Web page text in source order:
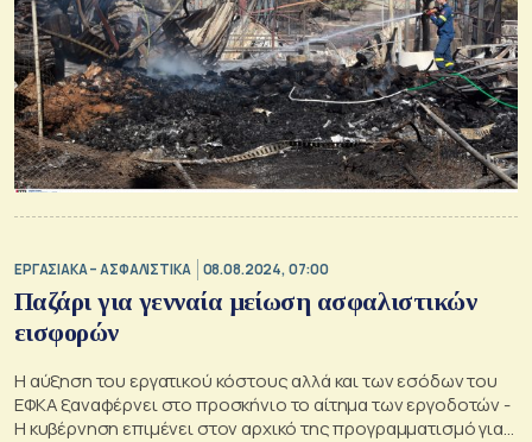
ΕΡΓΑΣΙΑΚΑ – ΑΣΦΑΛΙΣΤΙΚΑ 08.08.2024, 07:00
Παζάρι για γενναία μείωση ασφαλιστικών
εισφορών
Η αύξηση του εργατικού κόστους αλλά και των εσόδων του
ΕΦΚΑ ξαναφέρνει στο προσκήνιο το αίτημα των εργοδοτών -
H κυβέρνηση επιμένει στον αρχικό της προγραμματισμό για